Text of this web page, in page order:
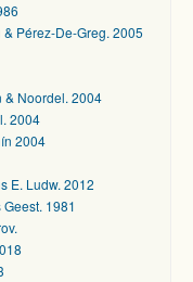
Pérez-De-Greg. 2005
& Noordel. 2004
2004
2004
E. Ludw. 2012
1981